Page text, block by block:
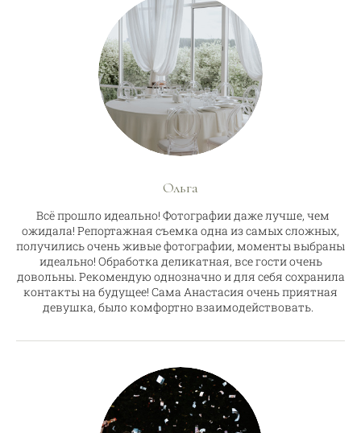
Ольга
Всё прошло идеально! Фотографии даже лучше, чем
ожидала! Репортажная съемка одна из самых сложных,
получились очень живые фотографии, моменты выбраны
идеально! Обработка деликатная, все гости очень
довольны. Рекомендую однозначно и для себя сохранила
контакты на будущее! Сама Анастасия очень приятная
девушка, было комфортно взаимодействовать.